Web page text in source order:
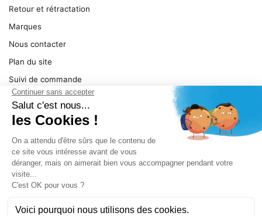
Retour et rétractation
Marques
Nous contacter
Plan du site
Suivi de commande
Ma facture
Mentions légales
SERVICE
Pièces détachées
Catégories de produit
Dépannage